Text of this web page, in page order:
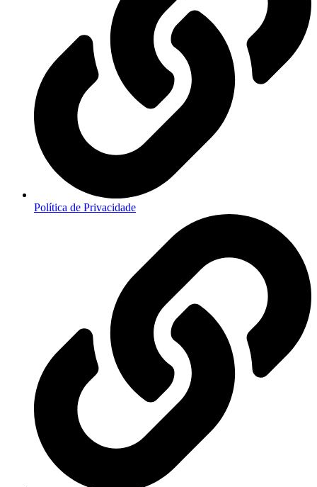
Política de Privacidade